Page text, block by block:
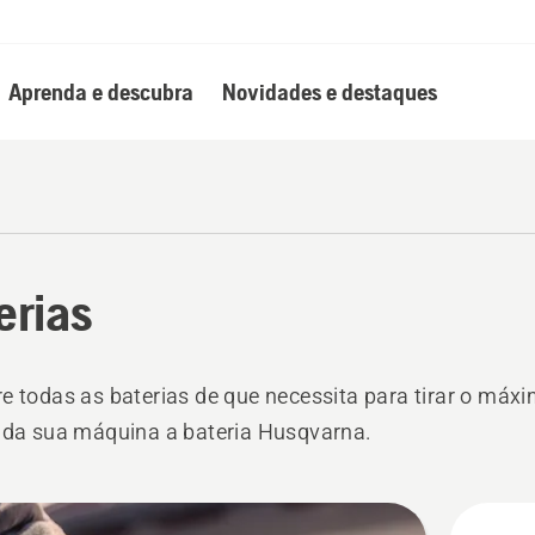
Aprenda e descubra Novidades e destaques
todas as baterias de que necessita para tirar o
sua máquina a bateria Husqvarna.